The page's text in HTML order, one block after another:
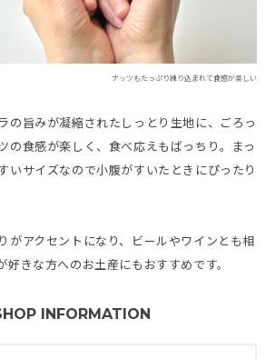
ナッツもたっぷり練り込まれて食感が楽しい
の旨みが凝縮されたしっとり生地に、ごろっ
の食感が楽しく、食べ応えもばっちり。まっ
いサイズなので小腹がすいたときにぴったり
がアクセントになり、ビールやワインとも相
好きな方へのお土産にもおすすめです。
INFORMATION